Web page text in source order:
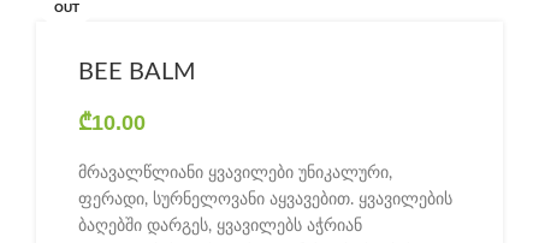
OUT
BEE BALM
₾10.00
მრავალწლიანი ყვავილები უნიკალური,
ფერადი, სურნელოვანი აყვავებით. ყვავილების
ბაღებში დარგეს, ყვავილებს აჭრიან